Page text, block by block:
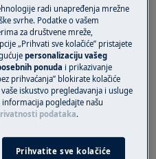
pumpom
u aparat.
upravljani program
radi unapređenja mrežne
svrhe. Podatke o vašem
za društvene mreže,
„Prihvati sve kolačiće” pristajete
personalizaciju vašeg
ponuda i prikazivanje
prihvaćanja” blokirate kolačiće
iskustvo pregledavanja i usluge
pogledajte našu
podataka.
Prihvatite sve kolačiće